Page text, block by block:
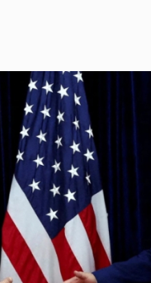
para grande público
atividades, mas